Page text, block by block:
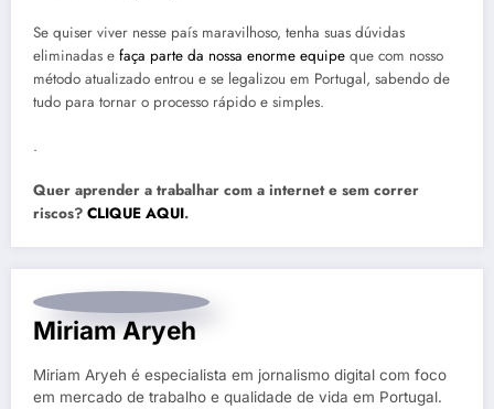
Se quiser viver nesse país maravilhoso, tenha suas dúvidas
eliminadas e faça parte da nossa enorme equipe que com nosso
método atualizado entrou e se legalizou em Portugal, sabendo de
tudo para tornar o processo rápido e simples.
.
Quer aprender a trabalhar com a internet e sem correr
riscos? CLIQUE AQUI.
Miriam Aryeh
Miriam Aryeh é especialista em jornalismo digital com foco
em mercado de trabalho e qualidade de vida em Portugal.